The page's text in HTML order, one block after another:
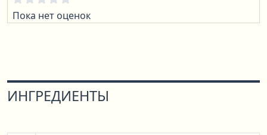
Пока нет оценок
ИНГРЕДИЕНТЫ